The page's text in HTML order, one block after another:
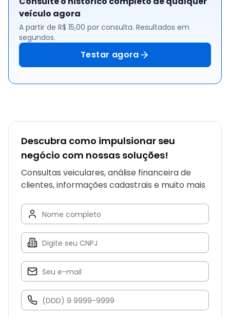
veículo agora
A partir de R$ 15,00 por consulta. Resultados em
segundos.
Testar agora
Descubra como impulsionar seu
negócio com nossas soluções!
Consultas veiculares, análise financeira de
clientes, informações cadastrais e muito mais